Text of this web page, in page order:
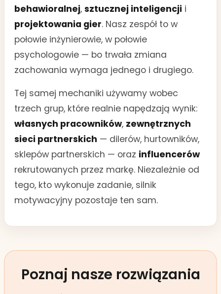
behawioralnej, sztucznej inteligencji i
projektowania gier. Nasz zespół to w
połowie inżynierowie, w połowie
psychologowie — bo trwała zmiana
zachowania wymaga jednego i drugiego.
Tej samej mechaniki używamy wobec
trzech grup, które realnie napędzają wynik:
własnych pracowników, zewnętrznych
sieci partnerskich — dilerów, hurtowników,
sklepów partnerskich — oraz influencerów
rekrutowanych przez markę. Niezależnie od
tego, kto wykonuje zadanie, silnik
motywacyjny pozostaje ten sam.
Poznaj nasze rozwiązania